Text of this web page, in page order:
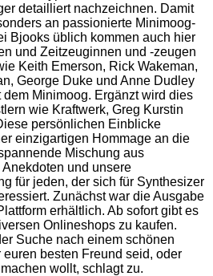
detailliert nachzeichnen. Damit
an passionierte Minimoog-
Bjooks üblich kommen auch hier
und Zeitzeuginnen und -zeugen
Keith Emerson, Rick Wakeman,
George Duke und Anne Dudley
Minimoog. Ergänzt wird dies
wie Kraftwerk, Greg Kurstin
persönlichen Einblicke
einzigartigen Hommage an die
Mischung aus
und unsere
für jeden, der sich für Synthesizer
Zunächst war die Ausgabe
erhältlich. Ab sofort gibt es
Onlineshops zu kaufen.
Suche nach einem schönen
besten Freund seid, oder
wollt, schlagt zu.